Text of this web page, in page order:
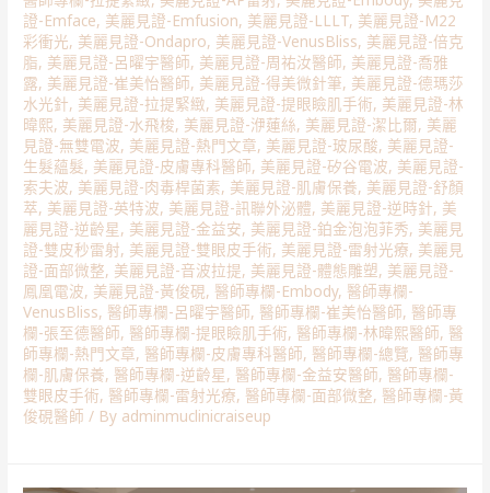
證-Emface, 美麗見證-Emfusion, 美麗見證-LLLT, 美麗見證-M22
彩衝光, 美麗見證-Ondapro, 美麗見證-VenusBliss, 美麗見證-倍克
脂, 美麗見證-呂曜宇醫師, 美麗見證-周祐汝醫師, 美麗見證-喬雅
露, 美麗見證-崔美怡醫師, 美麗見證-得美微針筆, 美麗見證-德瑪莎
水光針, 美麗見證-拉提緊緻, 美麗見證-提眼瞼肌手術, 美麗見證-林
暐熙, 美麗見證-水飛梭, 美麗見證-洢蓮絲, 美麗見證-潔比爾, 美麗
見證-無雙電波, 美麗見證-熱門文章, 美麗見證-玻尿酸, 美麗見證-
生髮蘊髮, 美麗見證-皮膚專科醫師, 美麗見證-矽谷電波, 美麗見證-
索夫波, 美麗見證-肉毒桿菌素, 美麗見證-肌膚保養, 美麗見證-舒顏
萃, 美麗見證-英特波, 美麗見證-訊聯外泌體, 美麗見證-逆時針, 美
麗見證-逆齡星, 美麗見證-金益安, 美麗見證-鉑金泡泡菲秀, 美麗見
證-雙皮秒雷射, 美麗見證-雙眼皮手術, 美麗見證-雷射光療, 美麗見
證-面部微整, 美麗見證-音波拉提, 美麗見證-體態雕塑, 美麗見證-
鳳凰電波, 美麗見證-黃俊硯, 醫師專欄-Embody, 醫師專欄-
VenusBliss, 醫師專欄-呂曜宇醫師, 醫師專欄-崔美怡醫師, 醫師專
欄-張至德醫師, 醫師專欄-提眼瞼肌手術, 醫師專欄-林暐熙醫師, 醫
師專欄-熱門文章, 醫師專欄-皮膚專科醫師, 醫師專欄-總覽, 醫師專
欄-肌膚保養, 醫師專欄-逆齡星, 醫師專欄-金益安醫師, 醫師專欄-
雙眼皮手術, 醫師專欄-雷射光療, 醫師專欄-面部微整, 醫師專欄-黃
俊硯醫師 / By adminmuclinicraiseup